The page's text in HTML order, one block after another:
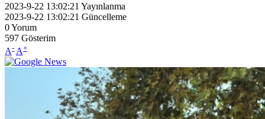
2023-9-22 13:02:21 Yayınlanma
2023-9-22 13:02:21 Güncelleme
0Yorum
597 Gösterim
A- A+